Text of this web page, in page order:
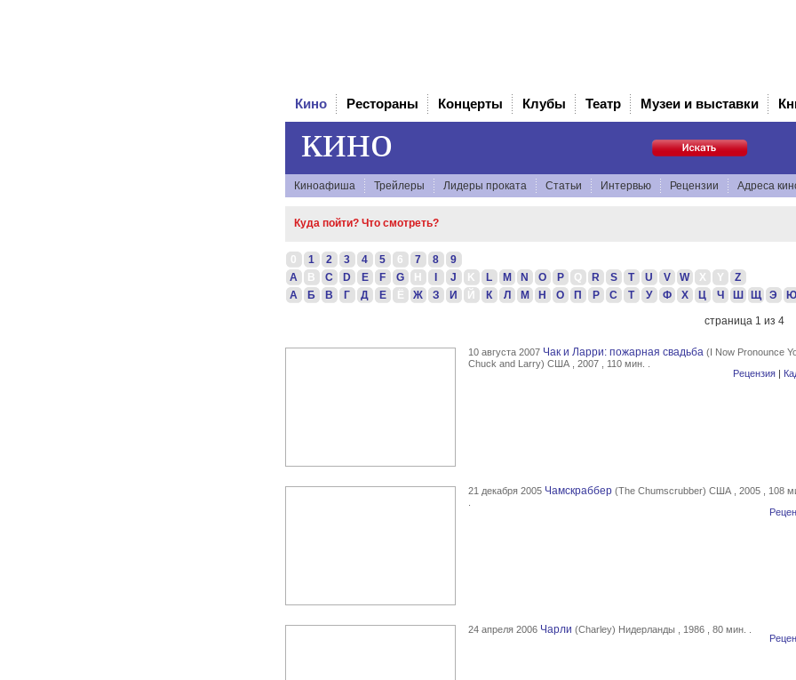
Кино Рестораны Концерты Клубы Театр Музеи и выставки
кино
Киноафиша Трейлеры Лидеры проката Статьи Интервью Рецензии Адреса
Куда пойти? Что смотреть?
0 1 2 3 4 5 6 7 8
9
A
B C D E F G H J K L M N O P Q R S T U V W X Y
Z
А
Б В Г Д Е Ё Ж З И Й К Л М Н О П Р С Т У Ф Х Ц Ч Ш Щ Э Ю
страница 1 из 4
10 августа 2007 Чак и Ларри: пожарная свадьба (I Now Pronounce
Chuck and Larry) США , 2007 , 110 мин. .
Рецензия|
21 декабря 2005 Чамскраббер (The Chumscrubber) США , 2005 , 108
24 апреля 2006 Чарли (Charley) Нидерланды , 1986 , 80 мин. .